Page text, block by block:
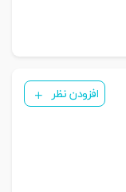
افزودن نظر